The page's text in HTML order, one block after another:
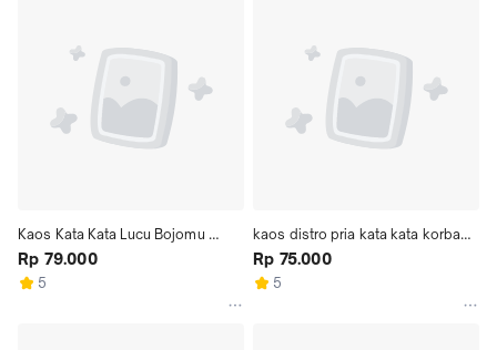
Kaos Kata Kata Lucu Bojomu
Semangatku Quote Jawa Lucy
Rp 79.000
5
kaos distro pria kata kata korban
janji
Rp 75.000
5